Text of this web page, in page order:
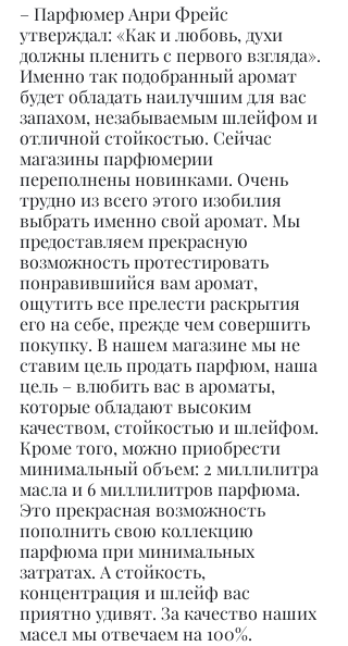
– Парфюмер Анри Фрейс
утверждал: «Как и любовь, духи
должны пленить с первого взгляда».
Именно так подобранный аромат
будет обладать наилучшим для вас
запахом, незабываемым шлейфом и
отличной стойкостью. Сейчас
магазины парфюмерии
переполнены новинками. Очень
трудно из всего этого изобилия
выбрать именно свой аромат. Мы
предоставляем прекрасную
возможность протестировать
понравившийся вам аромат,
ощутить все прелести раскрытия
его на себе, прежде чем совершить
покупку. В нашем магазине мы не
ставим цель продать парфюм, наша
цель – влюбить вас в ароматы,
которые обладают высоким
качеством, стойкостью и шлейфом.
Кроме того, можно приобрести
минимальный объем: 2 миллилитра
масла и 6 миллилитров парфюма.
Это прекрасная возможность
пополнить свою коллекцию
парфюма при минимальных
затратах. А стойкость,
концентрация и шлейф вас
приятно удивят. За качество наших
масел мы отвечаем на 100%.